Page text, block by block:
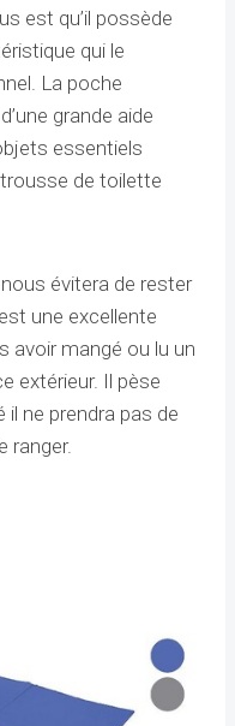
est qu’il possède
qui le
La poche
grande aide
essentiels
de toilette
évitera de rester
une excellente
avoir mangé ou lu un
extérieur. Il pèse
il ne prendra pas de
ranger.